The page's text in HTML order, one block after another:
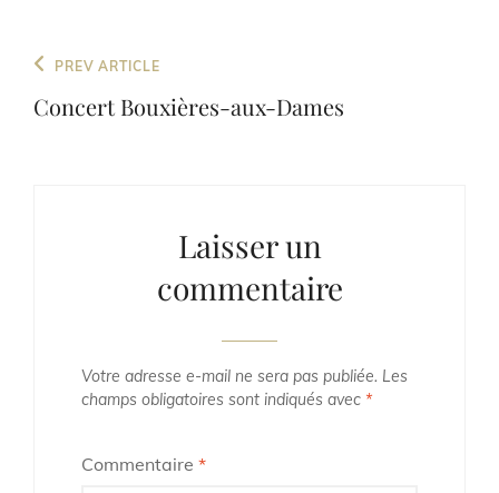
Navigation
de
Previous
Post
PREV ARTICLE
Concert Bouxières-aux-Dames
Laisser un
commentaire
Votre adresse e-mail ne sera pas publiée. Les
champs obligatoires sont indiqués avec *
Commentaire *